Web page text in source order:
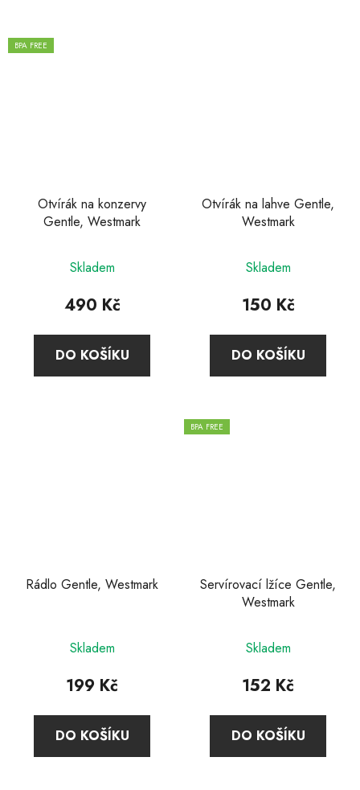
BPA FREE
Otvírák na konzervy
Gentle, Westmark
Skladem
490 Kč
DO KOŠÍKU
Otvírák na lahve Gentle,
Westmark
Skladem
150 Kč
DO KOŠÍKU
Rádlo Gentle, Westmark
Skladem
199 Kč
DO KOŠÍKU
BPA FREE
Servírovací lžíce Gentle,
Westmark
Skladem
152 Kč
DO KOŠÍKU